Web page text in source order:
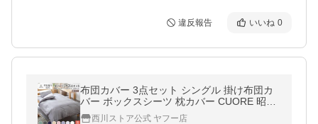
違反報告 いいね 0
布団カバー 3点セット シングル 掛け布団カ
バー ボックスシーツ 枕カバー CUORE 昭和
西川 綿100％ サテン シーツ カバー
西川ストア公式 ヤフー店